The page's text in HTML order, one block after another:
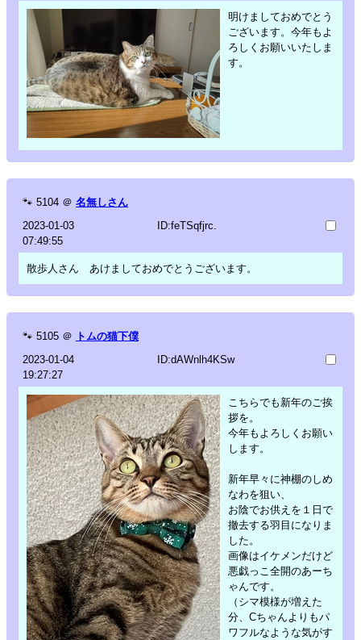
明けましておめでとう
ございます。今年もよ
ろしくお願いいたしま
す。
🐾 5104 ＠ 名無しさん
2023-01-03
07:49:55
ID:feTSqfjrc.
散歩人さん あけましておめでとうございます。
🐾 5105 ＠ トムの猫下僕
2023-01-04
19:27:27
ID:dAWnlh4KSw
こちらでも新年のご挨
拶を。
今年もよろしくお願い
します。
新年早々に神棚のしめ
なわを狙い、
お陰でお供えを１日で
撤去する羽目になりま
した。
画像はイケメンだけど
悪戯っこ全開のあーち
ゃんです。
（シマ模様が増えた
分、Cちゃんよりもパ
ワフルなような気がす